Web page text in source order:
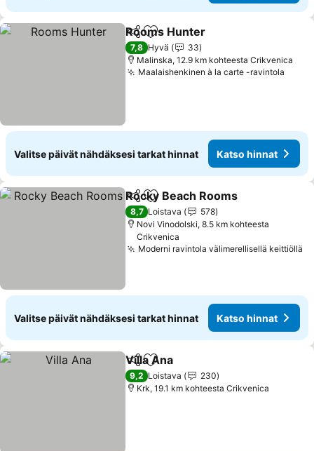
Jaa Lisää suosikkeihin
Rooms Hunter
7,8 Hyvä
33
Malinska, 12.9 km kohteesta Crikvenica
Maalaishenkinen à la carte -ravintola
Valitse päivät nähdäksesi tarkat hinnat Katso hinnat
Jaa Lisää suosikkeihin
Rocky Beach Rooms
8,7 Loistava
578
Novi Vinodolski, 8.5 km kohteesta
Crikvenica
Moderni ravintola välimerellisellä keittiöllä
Valitse päivät nähdäksesi tarkat hinnat Katso hinnat
Jaa Lisää suosikkeihin
Villa Ana
9,2 Loistava
230
Krk, 19.1 km kohteesta Crikvenica